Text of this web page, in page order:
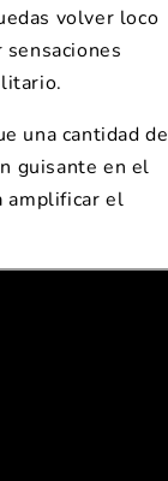
volver loco
una cantidad de
guisante en el
amplificar el